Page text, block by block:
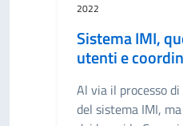
2022
Sistema IMI,
utenti e
Al via il processo
del sistema IMI,